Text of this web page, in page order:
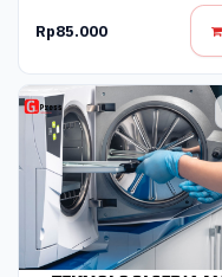
Rp85.000